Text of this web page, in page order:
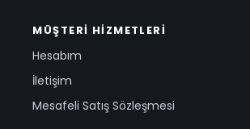
MÜŞTERI HIZMETLERI
Hesabım
İletişim
Mesafeli Satış Sözleşmesi